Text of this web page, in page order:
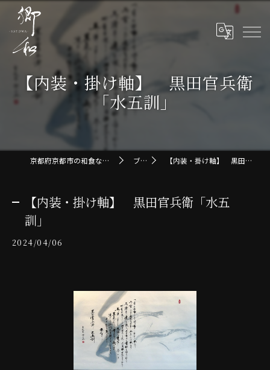
【内装・掛け軸】 黒田官兵衛
「水五訓」
京都府京都市の和食なら郷和-SATOWA- ブログ 【内装・掛け軸】 黒田官兵衛「水五訓」
【内装・掛け軸】 黒田官兵衛「水五
訓」
2024/04/06